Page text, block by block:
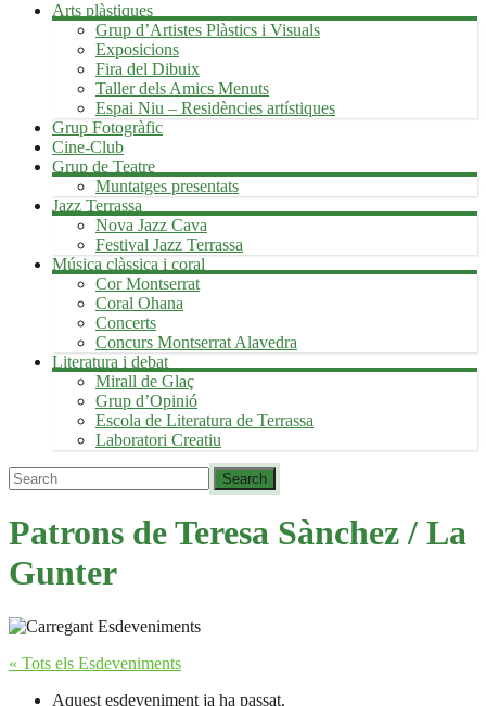
Arts plàstiques
Grup d’Artistes Plàstics i Visuals
Exposicions
Fira del Dibuix
Taller dels Amics Menuts
Espai Niu – Residències artístiques
Grup Fotogràfic
Cine-Club
Grup de Teatre
Muntatges presentats
Jazz Terrassa
Nova Jazz Cava
Festival Jazz Terrassa
Música clàssica i coral
Cor Montserrat
Coral Ohana
Concerts
Concurs Montserrat Alavedra
Literatura i debat
Mirall de Glaç
Grup d’Opinió
Escola de Literatura de Terrassa
Laboratori Creatiu
Patrons de Teresa Sànchez / La
Gunter
« Tots els Esdeveniments
Aquest esdeveniment ja ha passat.